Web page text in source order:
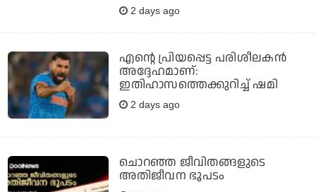
2 days ago
എന്റെ പ്രിയപ്പെട്ട പരിശീലകന്‍
അദ്ദേഹമാണ്:
ഇതിഹാസത്തെക്കുറിച്ച് ഷമി
2 days ago
ചൊറഞ്ഞ ജീവിതങ്ങളുടെ
അതിജീവന ഭൂപടം